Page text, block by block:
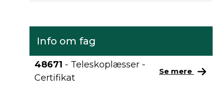
Info om fag
48671 - Teleskoplæsser -
Certifikat
Se mere